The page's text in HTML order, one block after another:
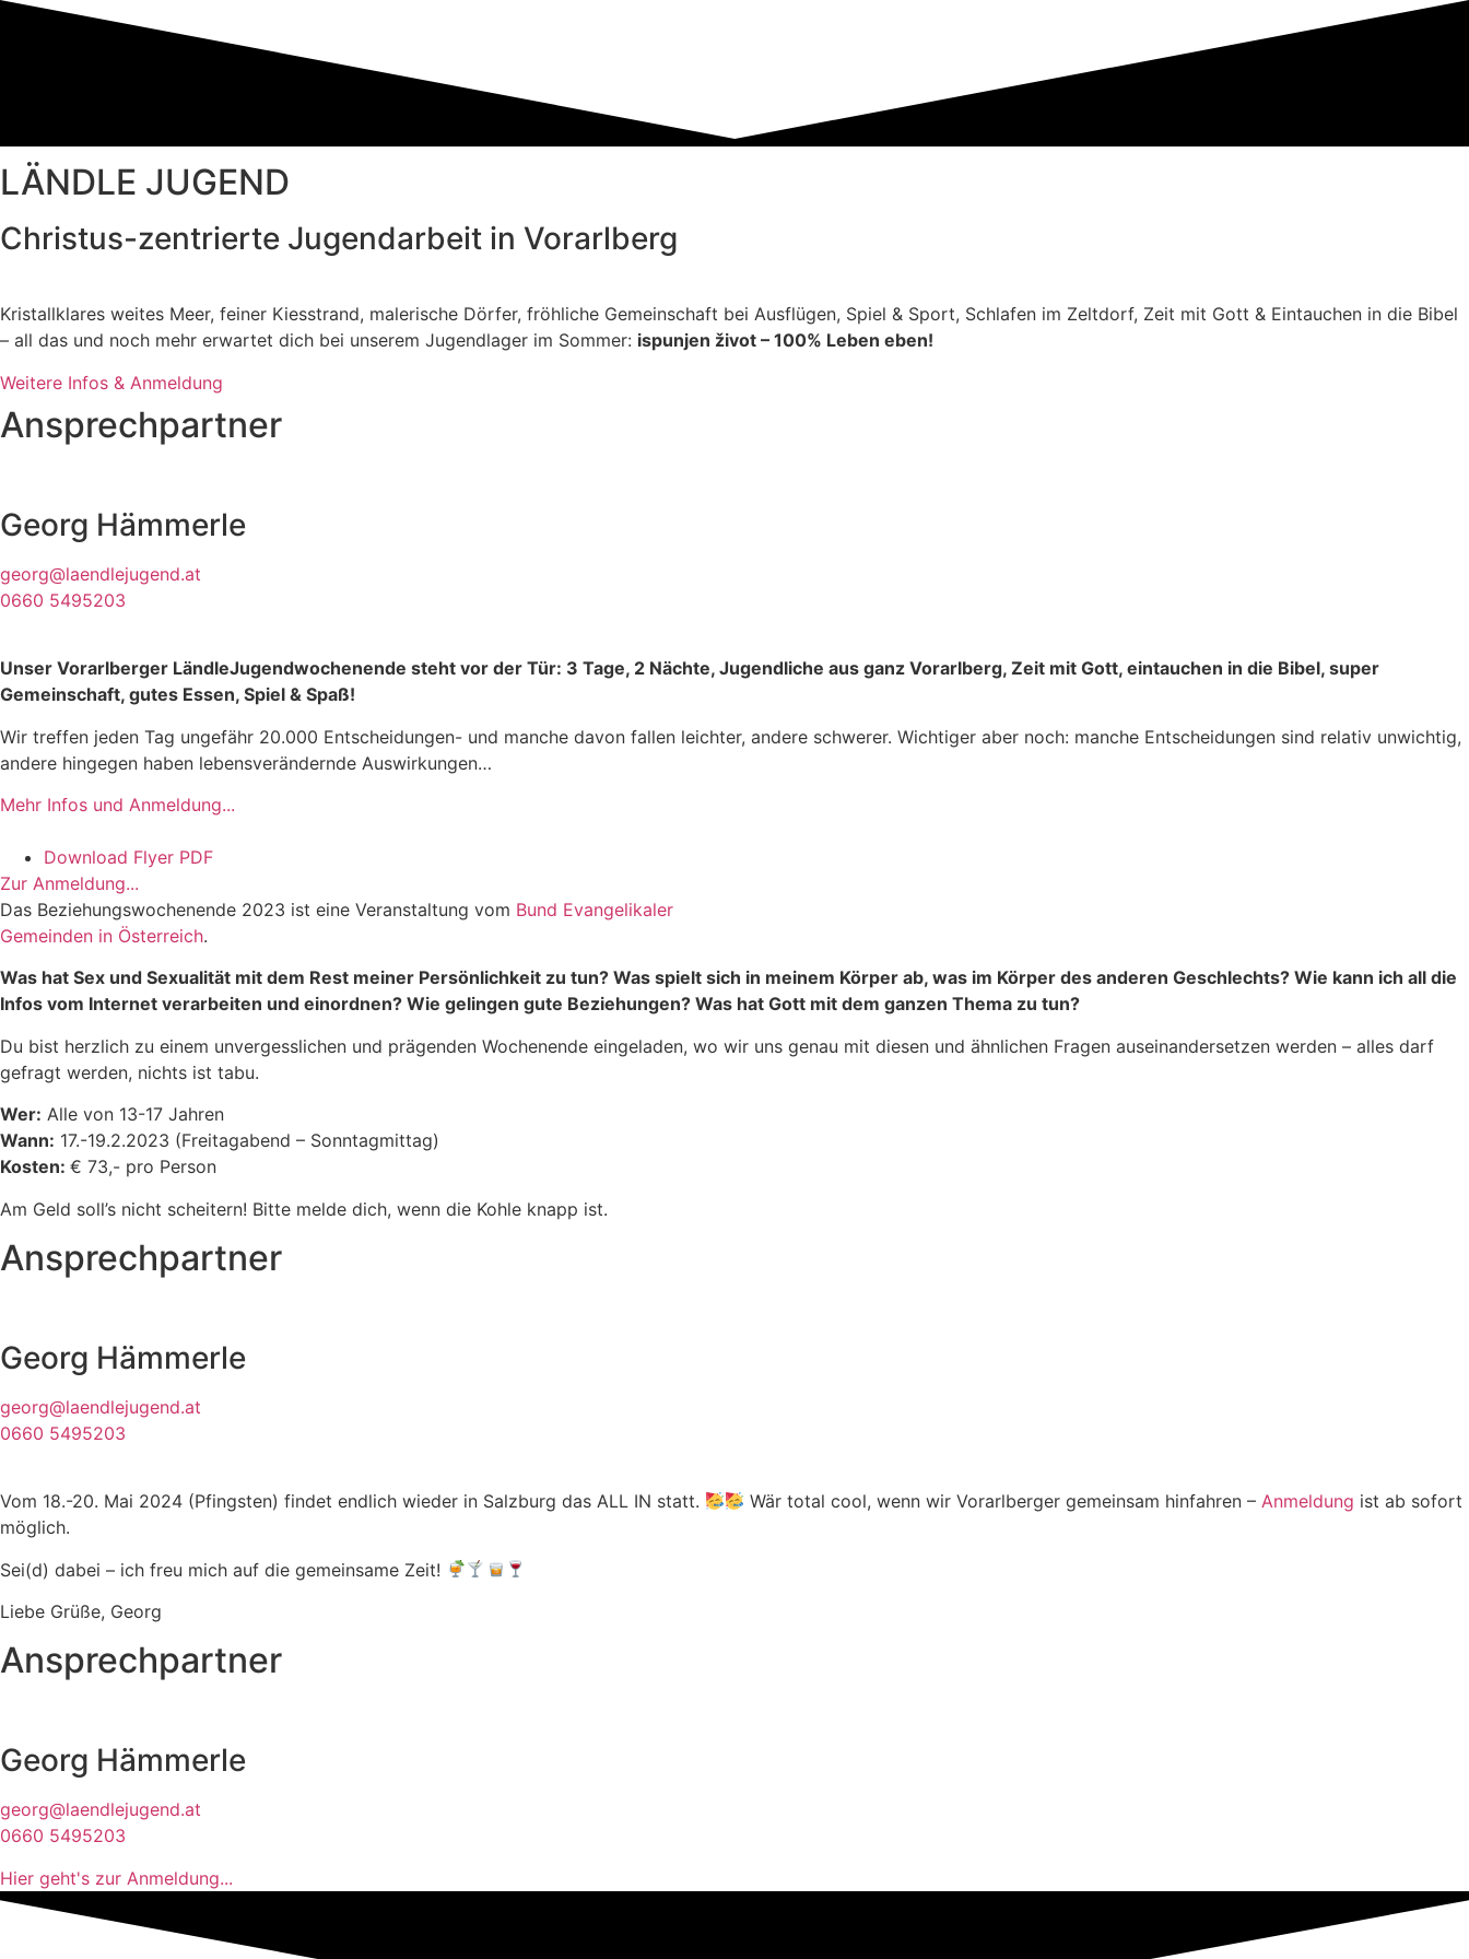
LÄNDLE JUGEND
Christus-zentrierte Jugendarbeit in Vorarlberg
Kristallklares weites Meer, feiner Kiesstrand, malerische Dörfer, fröhliche Gemeinschaft bei Ausflügen, Spiel & Sport, Schlafen im Zeltdorf, Zeit mit Gott & Eintauchen in die Bibel
– all das und noch mehr erwartet dich bei unserem Jugendlager im Sommer: ispunjen život – 100% Leben eben!
Weitere Infos & Anmeldung
Ansprechpartner
Georg Hämmerle
georg@laendlejugend.at
0660 5495203
Unser Vorarlberger LändleJugendwochenende steht vor der Tür: 3 Tage, 2 Nächte, Jugendliche aus ganz Vorarlberg, Zeit mit Gott, eintauchen in die Bibel, super
Gemeinschaft, gutes Essen, Spiel & Spaß!
Wir treffen jeden Tag ungefähr 20.000 Entscheidungen- und manche davon fallen leichter, andere schwerer. Wichtiger aber noch: manche Entscheidungen sind relativ unwichtig,
andere hingegen haben lebensverändernde Auswirkungen…
Mehr Infos und Anmeldung...
Download Flyer PDF
Zur Anmeldung...
Das Beziehungswochenende 2023 ist eine Veranstaltung vom Bund Evangelikaler
Gemeinden in Österreich.
Was hat Sex und Sexualität mit dem Rest meiner Persönlichkeit zu tun? Was spielt sich in meinem Körper ab, was im Körper des anderen Geschlechts? Wie kann ich all die
Infos vom Internet verarbeiten und einordnen? Wie gelingen gute Beziehungen? Was hat Gott mit dem ganzen Thema zu tun?
Du bist herzlich zu einem unvergesslichen und prägenden Wochenende eingeladen, wo wir uns genau mit diesen und ähnlichen Fragen auseinandersetzen werden – alles darf
gefragt werden, nichts ist tabu.
Wer: Alle von 13-17 Jahren
Wann: 17.-19.2.2023 (Freitagabend – Sonntagmittag)
Kosten: € 73,- pro Person
Am Geld soll’s nicht scheitern! Bitte melde dich, wenn die Kohle knapp ist.
Ansprechpartner
Georg Hämmerle
georg@laendlejugend.at
0660 5495203
Vom 18.-20. Mai 2024 (Pfingsten) findet endlich wieder in Salzburg das ALL IN statt. Wär total cool, wenn wir Vorarlberger gemeinsam hinfahren –Anmeldung ist ab sofort
möglich.
Sei(d) dabei – ich freu mich auf die gemeinsame Zeit!
Liebe Grüße, Georg
Ansprechpartner
Georg Hämmerle
georg@laendlejugend.at
0660 5495203
Hier geht's zur Anmeldung...